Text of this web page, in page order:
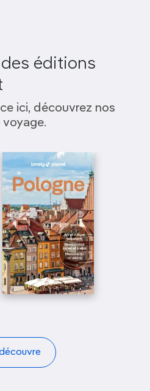
éditions
ici, découvrez nos